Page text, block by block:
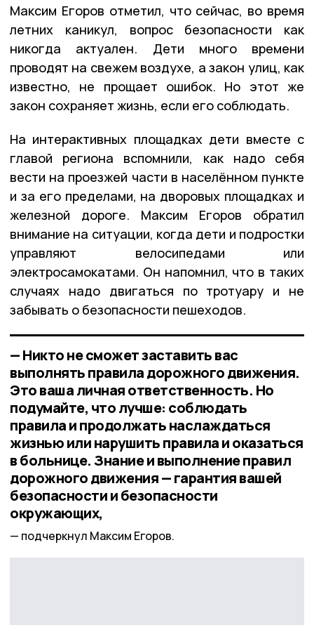
Максим Егоров отметил, что сейчас, во время
летних каникул, вопрос безопасности как
никогда актуален. Дети много времени
проводят на свежем воздухе, а закон улиц, как
известно, не прощает ошибок. Но этот же
закон сохраняет жизнь, если его соблюдать.
На интерактивных площадках дети вместе с
главой региона вспомнили, как надо себя
вести на проезжей части в населённом пункте
и за его пределами, на дворовых площадках и
железной дороге. Максим Егоров обратил
внимание на ситуации, когда дети и подростки
управляют велосипедами или
электросамокатами. Он напомнил, что в таких
случаях надо двигаться по тротуару и не
забывать о безопасности пешеходов.
— Никто не сможет заставить вас
выполнять правила дорожного движения.
Это ваша личная ответственность. Но
подумайте, что лучше: соблюдать
правила и продолжать наслаждаться
жизнью или нарушить правила и оказаться
в больнице. Знание и выполнение правил
дорожного движения — гарантия вашей
безопасности и безопасности
окружающих,
подчеркнул Максим Егоров.